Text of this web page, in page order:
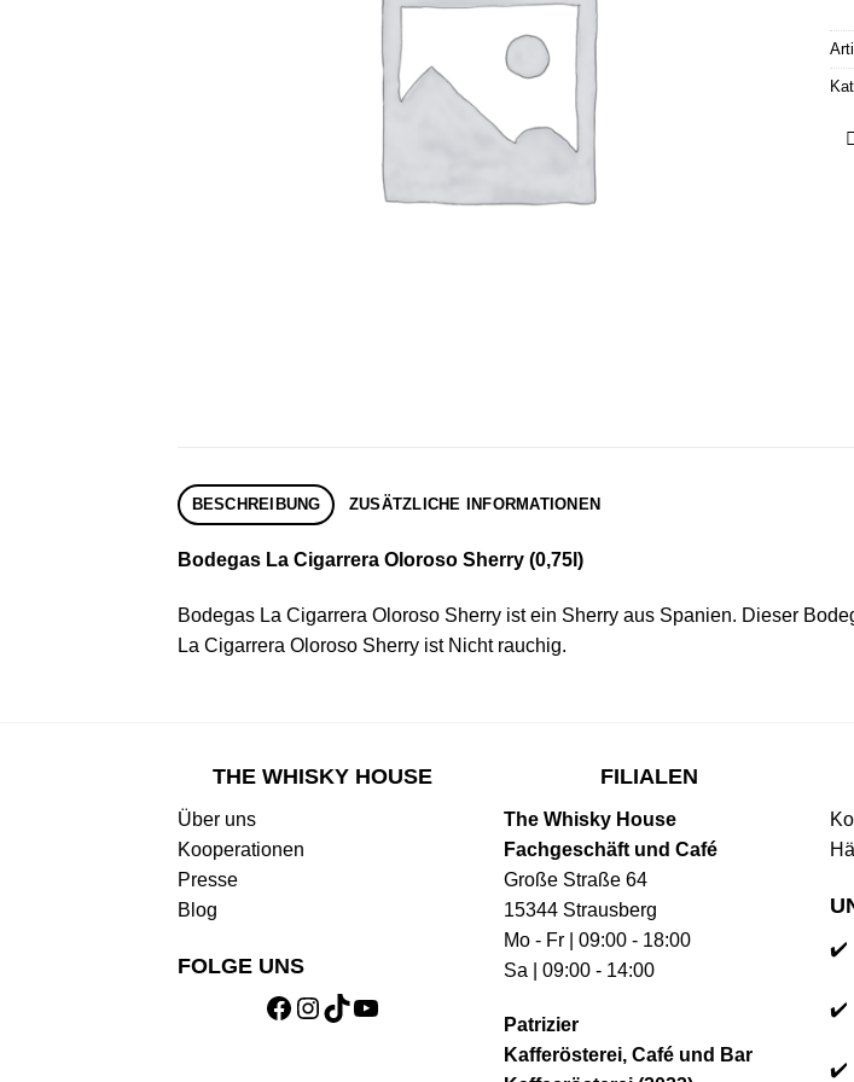
BESCHREIBUNG ZUSÄTZLICHE INFORMATIONEN
Bodegas La Cigarrera Oloroso Sherry (0,75l)
Bodegas La Cigarrera Oloroso Sherry ist ein Sherry aus Spanien. Dieser
La Cigarrera Oloroso Sherry ist Nicht rauchig.
THE WHISKY HOUSE
Über uns
Kooperationen
Presse
Blog
FOLGE UNS
Facebook
Instagram
TikTokYouTube
FILIALEN
The Whisky House
Fachgeschäft und Café
Große Straße 64
15344 Strausberg
Mo - Fr | 09:00 - 18:00
Sa | 09:00 - 14:00
Patrizier
Kafferösterei, Café und Bar
✔️
✔️
✔️